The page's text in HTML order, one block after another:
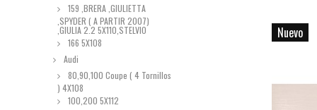
Nuevo
159 ,BRERA ,GIULIETTA
,SPYDER ( A PARTIR 2007)
,GIULIA 2.2 5X110,STELVIO
166 5X108
Audi
80,90,100 Coupe ( 4 Tornillos
) 4X108
100,200 5X112